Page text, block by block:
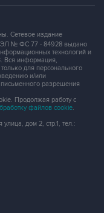
Сетевое издание
ЭЛ № ФС 77 - 84928 выдано
технологий и
Вся информация,
для персонального
и/или
разрешения
Продолжая работу с
файлов cookie.
дом 2, стр.1, тел.: